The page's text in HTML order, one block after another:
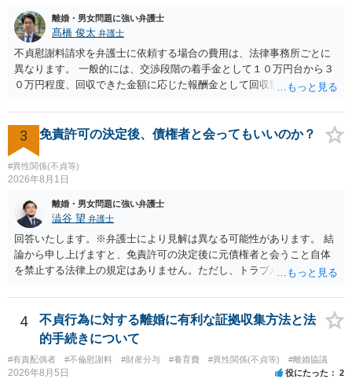
することは認められるのか。 ⇒おそらく１００万円は不当利得（受け
取る正当な権利がないのに利益を取得した）として返還請求されてい
るものかと推察しますので、 貸金返還ではないかと存じます。 ④ 私
は現在、収入も不安定で貯金もなくリボ払い借金が既に約100万あり。
今年に再婚したが主人はお金に厳しい為、一括で220万円を支払う事は
か。 ⇒判決となり敗訴してしまった場合は、強制執行により不動産等
の財産を差し押さえられ、そこから債権回収が図られることになりま
すが、 和解であれば柔軟な解決が可能ですので、その場合は分割払
いにより支払うことも十分可能です。 ⑤ このような事情であれば、私
は120万円のみ和解交渉を続けるべきでしょうか。 ⇒ご相談者様の認
れるため、 120万円のみについて交渉を続けることがベターかと存じ
ます。
離婚・男女問題に強い弁護士
髙橋 俊太 弁護士
不貞慰謝料請求を弁護士に依頼する場合の費用は、法律事務所ごとに
異なります。 一般的には、交渉段階の着手金として１０万円台から３
０万円程度、回収できた金額に応じた報酬金として回収額の１０％か
には、追加着手金や日当、実費が発生することもあります。 もっと
も、証拠が十分にあるか、相手方の住所・勤務先が分かるか、慰謝料
額、離婚の有無、交渉で終わるか訴訟まで見込むかによって、費用は
変わり得ます。依頼前に、交渉だけの場合、訴訟になった場合、回収
できなかった場合の費用を確認しておくとよいでしょう。 弁護士選び
通しを過度に楽観的に言い過ぎないか、質問に具体的に答えてくれる
か、連絡方法（メール、電話、弁護士直接か事務局員を介するかな
ど）や対応スピードが合うかを確認するとよいと思います。いずれに
しましても、弁護士への相談・依頼にあたっては、証拠資料、夫と相
手方の関係、相手方の氏名・住所等、夫婦関係への影響、離婚予定の
3 免責許可の決定後、債権者と会ってもいいのか？
#異性関係(不貞等)
2026年8月1日
離婚・男女問題に強い弁護士
澁谷 望 弁護士
回答いたします。※弁護士により見解は異なる可能性があります。 結
論から申し上げますと、免責許可の決定後に元債権者と会うこと自体
を禁止する法律上の規定はありません。ただし、トラブル防止の観点
ントは以下の通りです。 ・金銭のやり取りや返済の約束は絶対にしな
い（免責された借金を任意でも支払ってしまうとトラブルの元になり
ます） ・過去のDVや過剰請求の経緯を踏まえ、相手の感情に流されな
い ・予定通り毅然とした態度で距離を置く 法律上の制限はないもの
の、ご自身の生活と精神的な安定を守るためにも、お互いに距離を置
4
不貞行為に対する離婚に有利な証拠収集方法と法
的手続きについて
#有責配偶者 #不倫慰謝料 #財産分与 #養育費 #異性関係(不貞等) #離婚協議
2026年8月5日 役にたった 2